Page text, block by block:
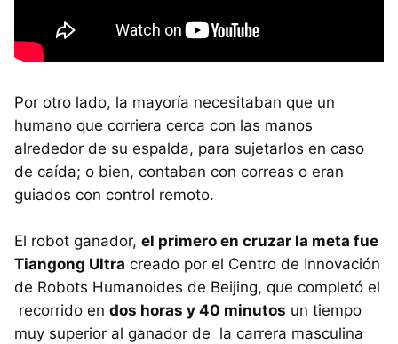
Por otro lado, la mayoría necesitaban que un
humano que corriera cerca con las manos
alrededor de su espalda, para sujetarlos en caso
de caída; o bien, contaban con correas o eran
guiados con control remoto.
El robot ganador, el primero en cruzar la meta fue
Tiangong Ultra creado por el Centro de Innovación
de Robots Humanoides de Beijing, que completó el
recorrido en dos horas y 40 minutos un tiempo
muy superior al ganador de la carrera masculina